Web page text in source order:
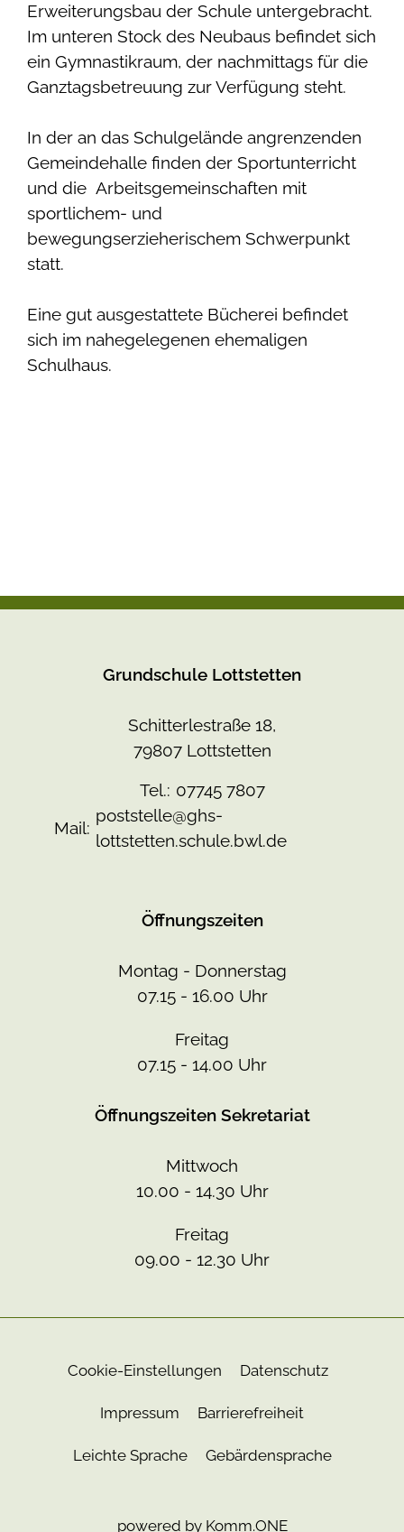
Erweiterungsbau der Schule untergebracht.
Im unteren Stock des Neubaus befindet sich
ein Gymnastikraum, der nachmittags für die
Ganztagsbetreuung zur Verfügung steht.
In der an das Schulgelände angrenzenden
Gemeindehalle finden der Sportunterricht
und die Arbeitsgemeinschaften mit
sportlichem- und
bewegungserzieherischem Schwerpunkt
statt.
Eine gut ausgestattete Bücherei befindet
sich im nahegelegenen ehemaligen
Schulhaus.
Grundschule Lottstetten
Schitterlestraße 18,
79807 Lottstetten
Tel.: 07745 7807
Mail:
poststelle@ghs-
lottstetten.schule.bwl.de
Öffnungszeiten
Montag - Donnerstag
07.15 - 16.00 Uhr
Freitag
07.15 - 14.00 Uhr
Öffnungszeiten Sekretariat
Mittwoch
10.00 - 14.30 Uhr
Freitag
09.00 - 12.30 Uhr
Cookie-Einstellungen Datenschutz
Impressum Barrierefreiheit
Leichte Sprache Gebärdensprache
powered by Komm.ONE